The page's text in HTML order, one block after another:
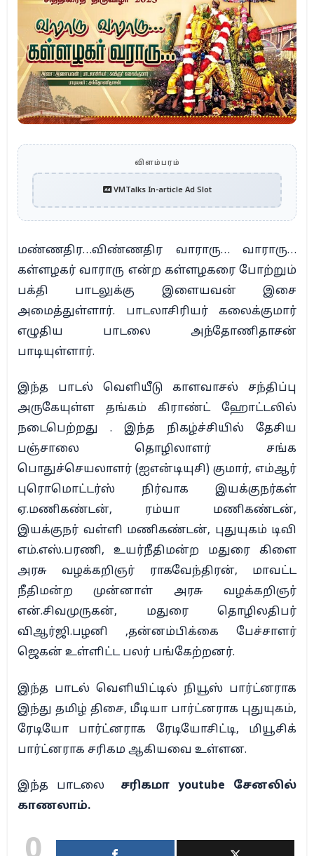
விளம்பரம்
VMTalks In-article Ad Slot
மண்ணதிர…விண்ணதிர வாராரு… வாராரு…
கள்ளழகர் வாராரு என்ற கள்ளழகரை போற்றும்
பக்தி பாடலுக்கு இளையவன் இசை
அமைத்துள்ளார். பாடலாசிரியர் கலைக்குமார்
எழுதிய பாடலை அந்தோணிதாசன்
பாடியுள்ளார்.
இந்த பாடல் வெளியீடு காளவாசல் சந்திப்பு
அருகேயுள்ள தங்கம் கிராண்ட் ஹோட்டலில்
நடைபெற்றது . இந்த நிகழ்ச்சியில் தேசிய
பஞ்சாலை தொழிலாளர் சங்க
பொதுச்செயலாளர் (ஐஎன்டியுசி) குமார், எம்ஆர்
புரொமொட்டர்ஸ் நிர்வாக இயக்குநர்கள்
ஏ.மணிகண்டன், ரம்யா மணிகண்டன்,
இயக்குநர் வள்ளி மணிகண்டன், புதுயுகம் டிவி
எம்.எஸ்.பரணி, உயர்நீதிமன்ற மதுரை கிளை
அரசு வழக்கறிஞர் ராகவேந்திரன், மாவட்ட
நீதிமன்ற முன்னாள் அரசு வழக்கறிஞர்
என்.சிவமுருகன், மதுரை தொழிலதிபர்
விஆர்ஜி.பழனி ,தன்னம்பிக்கை பேச்சாளர்
ஜெகன் உள்ளிட்ட பலர் பங்கேற்றனர்.
இந்த பாடல் வெளியிட்டில் நியூஸ் பார்ட்னராக
இந்து தமிழ் திசை, மீடியா பார்ட்னராக புதுயுகம்,
ரேடியோ பார்ட்னராக ரேடியோசிட்டி, மியூசிக்
பார்ட்னராக சரிகம ஆகியவை உள்ளன.
இந்த பாடலை சரிகமா youtube சேனலில்
காணலாம்.